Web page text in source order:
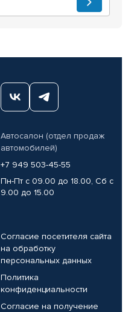
Автосалон (отдел продаж
автомобилей)
+7 949 503-45-55
Пн-Пт с 09.00 до 18.00, Сб с
9.00 до 15.00
Согласие посетителя сайта
на обработку
персональных данных
Политика
конфиденциальности
Согласие на получение